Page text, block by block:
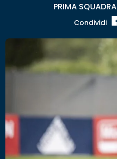
PRIMA SQUADRA
Condividi